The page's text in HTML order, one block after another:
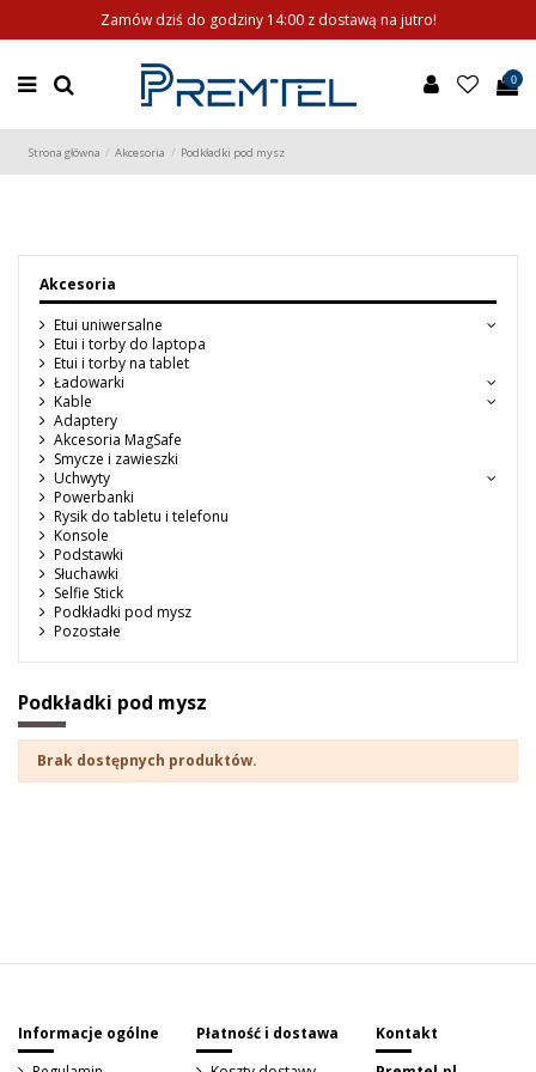
Zamów dziś do godziny 14:00 z dostawą na jutro!
0
Strona główna Akcesoria Podkładki pod mysz
Akcesoria
Etui uniwersalne
Etui i torby do laptopa
Etui i torby na tablet
Ładowarki
Kable
Adaptery
Akcesoria MagSafe
Smycze i zawieszki
Uchwyty
Powerbanki
Rysik do tabletu i telefonu
Konsole
Podstawki
Słuchawki
Selfie Stick
Podkładki pod mysz
Pozostałe
Podkładki pod mysz
Brak dostępnych produktów.
Informacje ogólne
Płatność i dostawa
Kontakt